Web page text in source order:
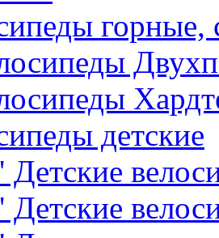
горные,
детские
Детские
Детские